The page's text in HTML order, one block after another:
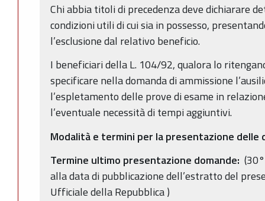
Chi abbia titoli di precedenza deve dichiarare
condizioni utili di cui sia in possesso,
l’esclusione dal relativo beneficio.
I beneficiari della L. 104/92, qualora lo
specificare nella domanda di ammissione
l’espletamento delle prove di esame in
l’eventuale necessità di tempi aggiuntivi.
Modalità e termini per la presentazione delle
Termine ultimo presentazione domande:
alla data di pubblicazione dell’estratto del
Ufficiale della Repubblica )